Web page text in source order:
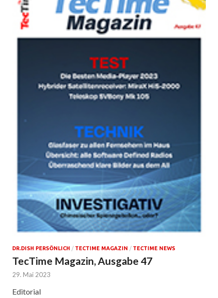
DR.DISH PERSÖNLICH / TECTIME MAGAZIN / TECTIME NEWS
TecTime Magazin, Ausgabe 47
29. Mai 2023
Editorial